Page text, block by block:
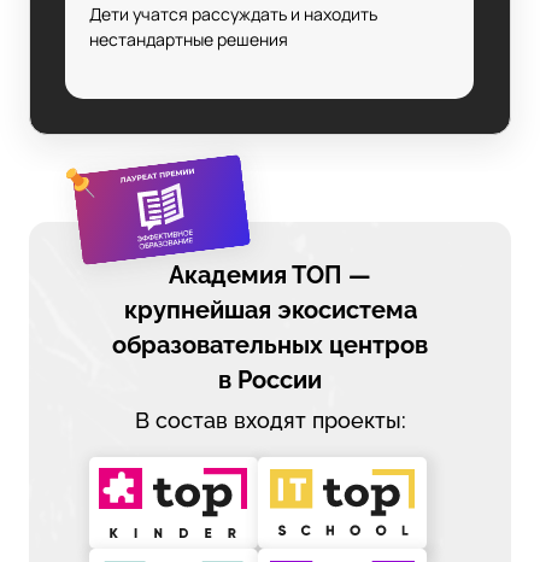
Дети учатся рассуждать и находить
нестандартные решения
Академия ТОП —
крупнейшая экосистема
образовательных центров
в России
В состав входят проекты: